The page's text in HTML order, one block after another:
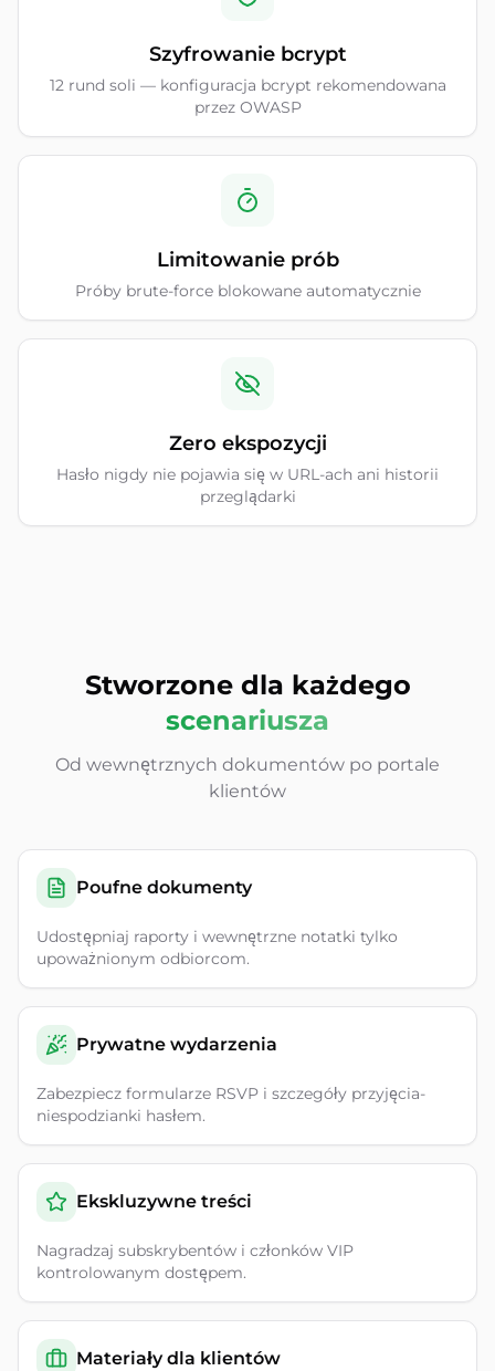
Szyfrowanie bcrypt
12 rund soli — konfiguracja bcrypt rekomendowana
przez OWASP
Limitowanie prób
Próby brute-force blokowane automatycznie
Zero ekspozycji
Hasło nigdy nie pojawia się w URL-ach ani historii
przeglądarki
Stworzone dla każdego
scenariusza
Od wewnętrznych dokumentów po portale
klientów
Poufne dokumenty
Udostępniaj raporty i wewnętrzne notatki tylko
upoważnionym odbiorcom.
Prywatne wydarzenia
Zabezpiecz formularze RSVP i szczegóły przyjęcia-
niespodzianki hasłem.
Ekskluzywne treści
Nagradzaj subskrybentów i członków VIP
kontrolowanym dostępem.
Materiały dla klientów